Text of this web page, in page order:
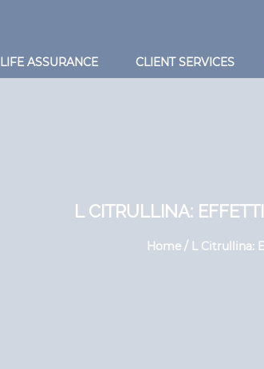
LIFE ASSURANCE CLIENT SERVICES
L CITRULLINA:
Home / L Citrullina: